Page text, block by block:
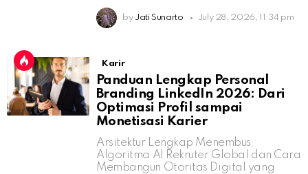
by Jati Sunarto July 28, 2026, 11:34 pm
Karir
Panduan Lengkap Personal
Branding LinkedIn 2026: Dari
Optimasi Profil sampai
Monetisasi Karier
Arsitektur Lengkap Menembus
Algoritma AI Rekruter Global dan Cara
Membangun Otoritas Digital yang